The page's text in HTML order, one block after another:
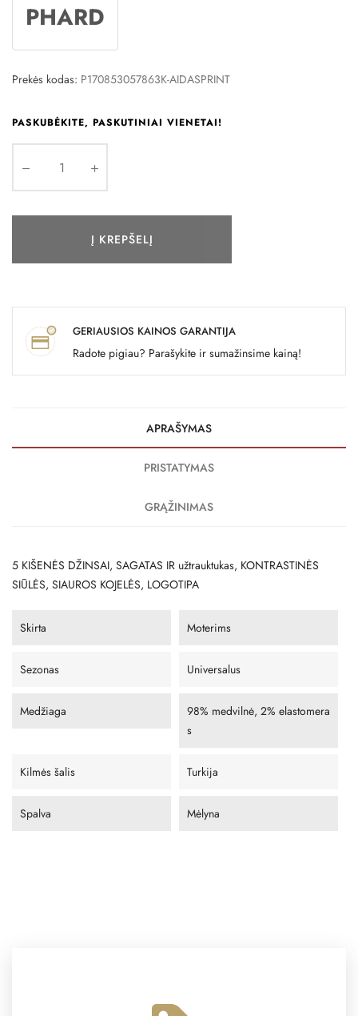
PHARD
Prekės kodas: P170853057863K-AIDASPRINT
PASKUBĖKITE, PASKUTINIAI VIENETAI!
Į KREPŠELĮ
GERIAUSIOS KAINOS GARANTIJA
Radote pigiau? Parašykite ir sumažinsime kainą!
APRAŠYMAS
PRISTATYMAS
GRĄŽINIMAS
5 KIŠENĖS DŽINSAI, SAGATAS IR užtrauktukas, KONTRASTINĖS
SIŪLĖS, SIAUROS KOJELĖS, LOGOTIPA
Skirta Moterims
Sezonas Universalus
Medžiaga
98% medvilnė, 2% elastomera
s
Kilmės šalis Turkija
Spalva Mėlyna